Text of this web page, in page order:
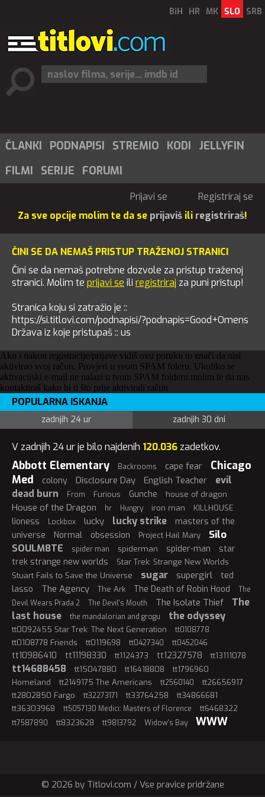
BiH HR MK SLO SRB
ČLANKI PODNAPISI STREMIO KODI
JELLYFIN
FILMI
SERIJE FORUMI
Prijavi se
Registriraj se
Za sve opcije molim te da se prijaviš ili registriraš!
ČINI SE DA NEMAŠ PRISTUP TRAŽENOJ STRANICI
Čini se da nemaš potrebne dozvole za pristup traženoj
stranici. Molim te prijavi se ili registriraj za puni pristup!
Stranica koju si zatražio je ::
https://si.titlovi.com/podnapisi/?podnapis=Good+Omens
Država iz koje pristupaš :: us
Ako i nakon registracije/prijave vidiš ovu poruku to znači da nisi
aktivirao svoj račun. Provjeri u svom SPAM foleru. Ukoliko se
aktivacijski e-mail ne nalazi u tvom SPAM folderu molim te da nas
kontaktiraš kako bi ti što prije aktivirali račun
POPULARNA ISKANJA
zadnjih 24 ur zadnjih 30 dni
V zadnjih 24 ur je bilo najdenih 120.036 zadetkov.
Abbott Elementary Backrooms cape fear
Chicago
Med
colony Disclosure Day English Teacher
evil
dead burn
From Furious Gunche house of dragon
House of the Dragon hr Hungry iron man KILLHOUSE
lioness Lockbox lucky lucky strike
masters of the
universe
Normal obsession Project Hail Mary Silo
SOULM8TE spider man spiderman spider-man
star
trek strange new worlds
Star Trek: Strange New Worlds
Stuart Fails to Save the Universe
sugar supergirl
ted
lasso
The Agency The Ark The Death of Robin Hood
The
Devil Wears Prada 2
The Devil's Mouth The Isolate Thief
The
last house
the mandalorian and grogu the odyssey
tt0092455 Star Trek: The Next Generation tt0108778
tt0108778 Friends tt0119698 tt0427340 tt0452046
tt10986410 tt11198330 tt1124373 tt12327578 tt13111078
tt14688458 tt15047880 tt16418808
tt1796960
Homeland
tt2149175 The Americans tt2560140
tt26656917
tt2802850 Fargo
tt32273171 tt33764258
tt34866681
tt36303968
tt5057130 Medici: Masters of Florence tt6468322
tt7587890 tt8323628 tt9813792 Widow's Bay WWW
© 2026 by Titlovi.com / Vse pravice pridržane